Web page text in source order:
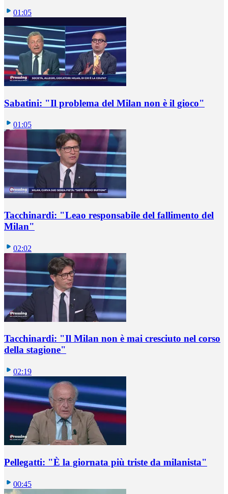
01:05
Sabatini: "Il problema del Milan non è il gioco"
01:05
Tacchinardi: "Leao responsabile del fallimento del
Milan"
02:02
Tacchinardi: "Il Milan non è mai cresciuto nel corso
della stagione"
02:19
Pellegatti: "È la giornata più triste da milanista"
00:45